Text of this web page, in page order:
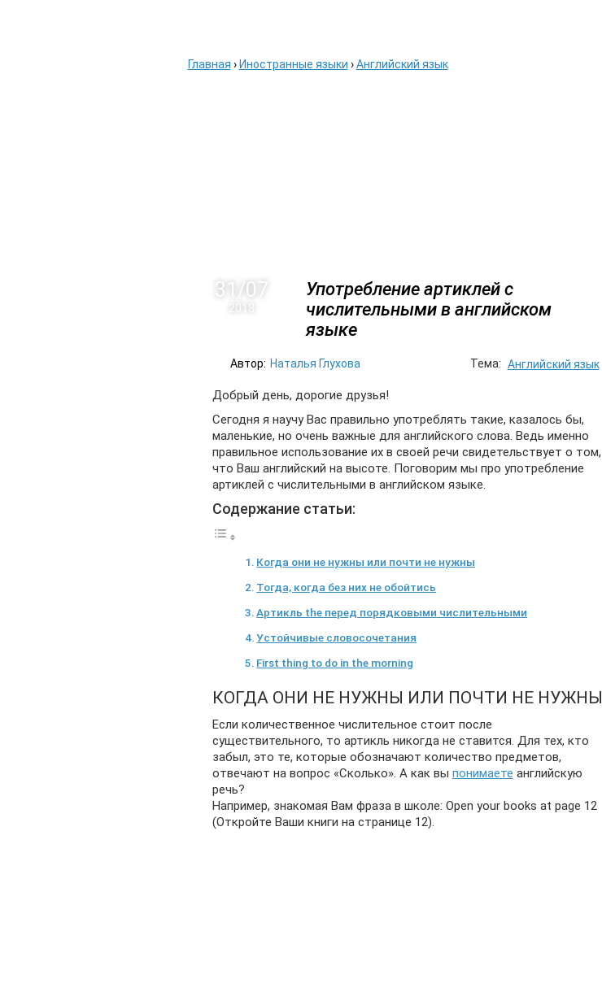
Главная › Иностранные языки ›Английский язык
Употребление артиклей с
числительными в английском
языке
31/07
2018
Автор: Наталья Глухова Тема: Английский язык
Добрый день, дорогие друзья!
Сегодня я научу Вас правильно употреблять такие, казалось бы,
маленькие, но очень важные для английского слова. Ведь именно
правильное использование их в своей речи свидетельствует о том,
что Ваш английский на высоте. Поговорим мы про употребление
артиклей с числительными в английском языке.
Содержание статьи:
Когда они не нужны или почти не нужны
Тогда, когда без них не обойтись
Артикль the перед порядковыми числительными
Устойчивые словосочетания
First thing to do in the morning
КОГДА ОНИ НЕ НУЖНЫ ИЛИ ПОЧТИ НЕ НУЖНЫ
Если количественное числительное стоит после
существительного, то артикль никогда не ставится. Для тех, кто
забыл, это те, которые обозначают количество предметов,
отвечают на вопрос «Сколько». А как вы понимаете английскую
речь?
Например, знакомая Вам фраза в школе: Open your books at page 12
(Откройте Ваши книги на странице 12).